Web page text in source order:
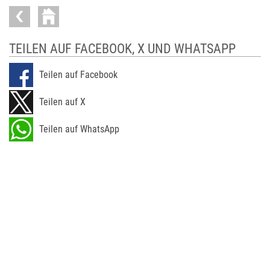
TEILEN AUF FACEBOOK, X UND WHATSAPP
Teilen auf Facebook
Teilen auf X
Teilen auf WhatsApp